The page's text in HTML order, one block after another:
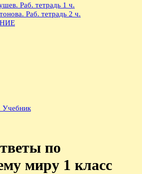
Раб. тетрадь 1 ч.
Раб. тетрадь 2 ч.
Учебник
по
миру 1 класс